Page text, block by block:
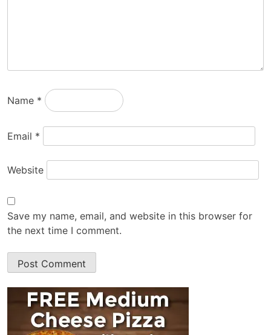
Name *
Email *
Website
Save my name, email, and website in this browser for
the next time I comment.